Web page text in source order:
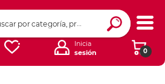
0
Inicia
sesión
Ingresar Codigo